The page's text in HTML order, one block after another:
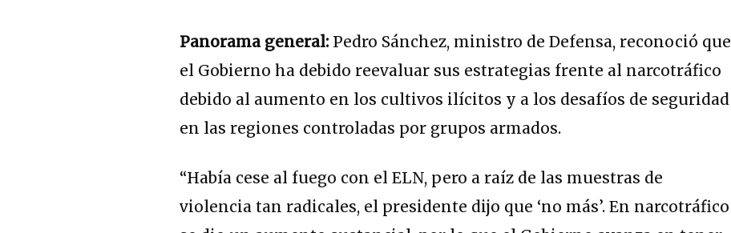
Panorama general: Pedro Sánchez, ministro de Defensa, reconoció que
el Gobierno ha debido reevaluar sus estrategias frente al narcotráfico
debido al aumento en los cultivos ilícitos y a los desafíos de seguridad
en las regiones controladas por grupos armados.
“Había cese al fuego con el ELN, pero a raíz de las muestras de
violencia tan radicales, el presidente dijo que ‘no más’. En narcotráfico